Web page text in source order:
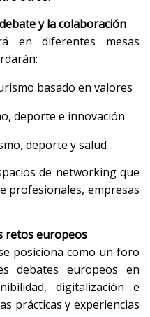
y la colaboración
en diferentes mesas
basado en valores
deporte e innovación
deporte y salud
de networking que
profesionales, empresas
retos europeos
posiciona como un foro
debates europeos en
digitalización e
prácticas y experiencias